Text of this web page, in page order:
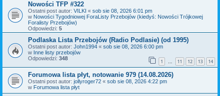
Nowości TFP #322
Ostatni post autor: VILKI « sob sie 08, 2026 6:01 pm
w Nowości Tygodniowej ForaListy Przebojów (kiedyś: Nowości Trójkowej
Foralisty Przebojów)
Odpowiedzi: 5
Podlaska Lista Przebojów (Radio Podlasie) (od 1995)
Ostatni post autor: John1994 « sob sie 08, 2026 6:00 pm
w Inne listy przebojów
Odpowiedzi: 348 1 … 11 12 13 14
Forumowa lista płyt, notowanie 979 (14.08.2026)
Ostatni post autor: jollyroger72 « sob sie 08, 2026 4:22 pm
w Forumowa lista płyt